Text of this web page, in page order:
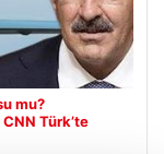
mu?
Türk’te